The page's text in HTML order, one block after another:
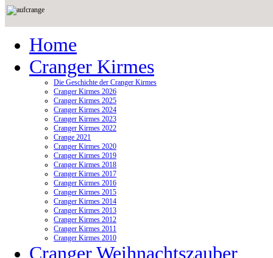
Home
Cranger Kirmes
Die Geschichte der Cranger Kirmes
Cranger Kirmes 2026
Cranger Kirmes 2025
Cranger Kirmes 2024
Cranger Kirmes 2023
Cranger Kirmes 2022
Crange 2021
Cranger Kirmes 2020
Cranger Kirmes 2019
Cranger Kirmes 2018
Cranger Kirmes 2017
Cranger Kirmes 2016
Cranger Kirmes 2015
Cranger Kirmes 2014
Cranger Kirmes 2013
Cranger Kirmes 2012
Cranger Kirmes 2011
Cranger Kirmes 2010
Cranger Weihnachtszauber